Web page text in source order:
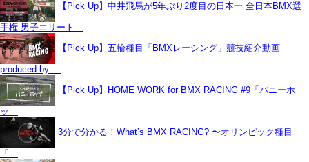
【Pick Up】中井飛馬が5年ぶり2度目の日本一 全日本BMX選
手権 男子エリート…
【Pick Up】五輪種目「BMXレーシング」競技紹介動画
produced by …
【Pick Up】HOME WORK for BMX RACING #9「バニーホ
ッ…
3分で分かる！What’s BMX RACING? 〜オリンピック種目
「…